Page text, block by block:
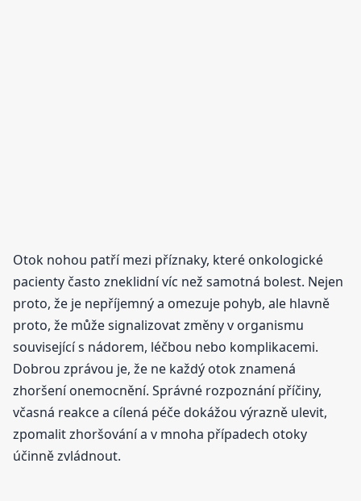
Otok nohou patří mezi příznaky, které onkologické
pacienty často zneklidní víc než samotná bolest. Nejen
proto, že je nepříjemný a omezuje pohyb, ale hlavně
proto, že může signalizovat změny v organismu
související s nádorem, léčbou nebo komplikacemi.
Dobrou zprávou je, že ne každý otok znamená
zhoršení onemocnění. Správné rozpoznání příčiny,
včasná reakce a cílená péče dokážou výrazně ulevit,
zpomalit zhoršování a v mnoha případech otoky
účinně zvládnout.